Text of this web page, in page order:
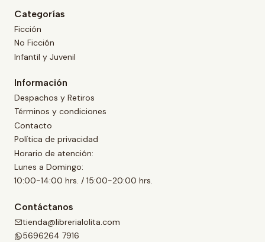
Categorías
Ficción
No Ficción
Infantil y Juvenil
Información
Despachos y Retiros
Términos y condiciones
Contacto
Política de privacidad
Horario de atención:
Lunes a Domingo:
10:00-14:00 hrs. / 15:00-20:00 hrs.
Contáctanos
tienda@librerialolita.com
5696264 7916